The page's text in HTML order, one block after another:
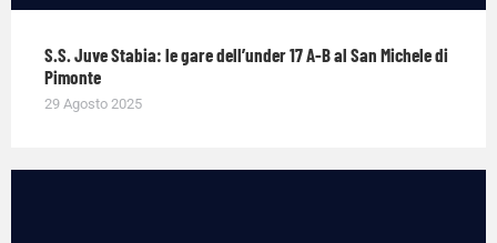
S.S. Juve Stabia: le gare dell’under 17 A-B al San Michele di
Pimonte
29 Agosto 2025